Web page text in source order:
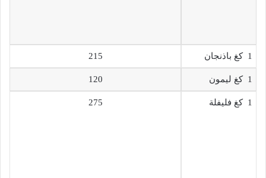
1 كغ باذنجان 215
1 كغ ليمون 120
1 كغ فليفلة 275